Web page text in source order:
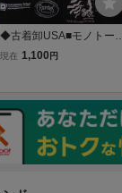
◆古着卸USA■モノトー
☆両面プリント☆Tシャツ
ック アメリカ直輸入
現在 1,100 円